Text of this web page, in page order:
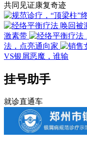
共同见证康复奇迹
激素带
法，点亮通向家
VS银屑恶魔，谁输
挂号助手
就诊直通车